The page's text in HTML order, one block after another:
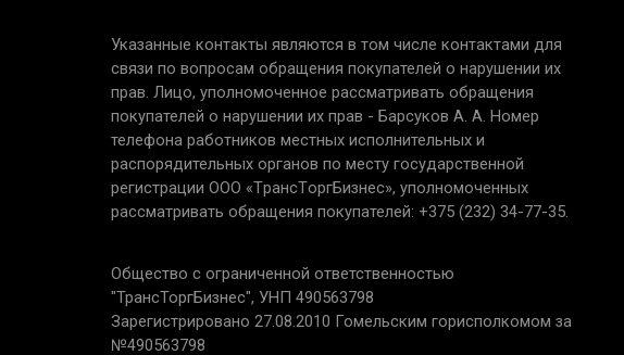
Указанные контакты являются в том числе контактами для
связи по вопросам обращения покупателей о нарушении их
прав. Лицо, уполномоченное рассматривать обращения
покупателей о нарушении их прав - Барсуков А. А. Номер
телефона работников местных исполнительных и
распорядительных органов по месту государственной
регистрации ООО «TрaнcТopгБизнec», уполномоченных
рассматривать обращения покупателей: +375 (232) 34-77-35.
Общество с ограниченной ответственностью
"ТрансТоргБизнес", УНП 490563798
Зарегистрировано 27.08.2010 Гомельским горисполкомом за
№490563798